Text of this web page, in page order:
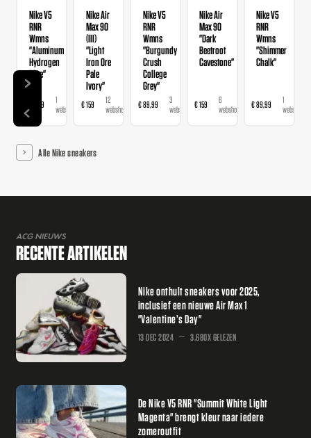
Nike V5
RNR
Wmns
"Aluminum
Hydrogen
Blue"
€ 89,99
1
webshop
Nike Air
Max 90
(III)
"Light
Iron Ore
Pale
Ivory"
€ 159
12
webshops
Nike V5
RNR
Wmns
"Burgundy
Crush
College
Grey"
€ 89,99
3
webshops
Nike Air
Max 90
"Dark
Beetroot
Cavestone"
€ 159
6
webshops
Nike V5
RNR
Wmns
"Shimmer
Chalk"
€ 89,99
1
webshop
Alle Nike sneakers
ACG NIEUWS
RECENTE ARTIKELEN
Nike onthult sneakers voor 2025,
inclusief een nieuwe Air Max 1
"Valentine’s Day"
13 DEC 2024 3.680X GELEZEN
De Nike V5 RNR "Summit White Light
Magenta" brengt kleur naar iedere
zomeroutfit